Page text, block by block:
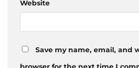
Website
Save my name, email, and